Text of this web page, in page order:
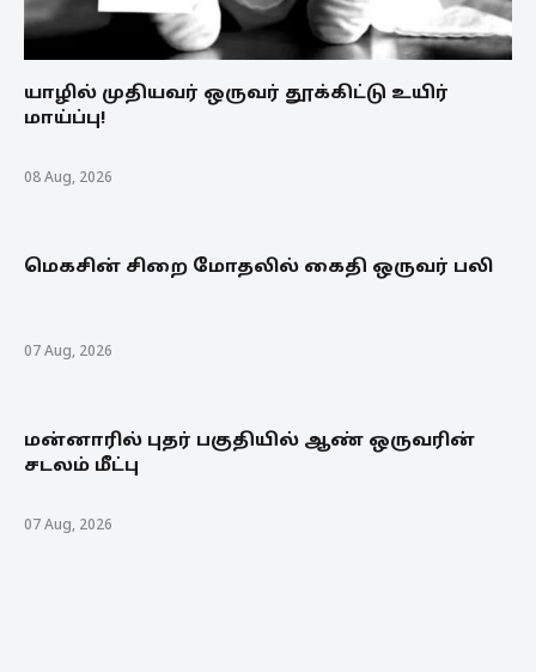
யாழில் முதியவர் ஒருவர் தூக்கிட்டு உயிர்
மாய்ப்பு!
08 Aug, 2026
மெகசின் சிறை மோதலில் கைதி ஒருவர் பலி
07 Aug, 2026
மன்னாரில் புதர் பகுதியில் ஆண் ஒருவரின்
சடலம் மீட்பு
07 Aug, 2026